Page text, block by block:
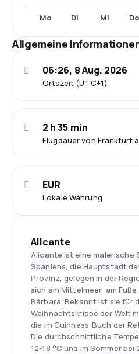
Mo Di Mi Do
Allgemeine
Ortszeit (UTC+1)
06:26, 8 Aug. 2026
Flugdauer von Frankfurt
2 h 35 min
Lokale Währung
EUR
Alicante
Alicante ist eine malerische
Spaniens, die Hauptstadt
Provinz, gelegen in der
sich am Mittelmeer, am
Bárbara. Bekannt ist sie für
Weihnachtskrippe der Welt
die im Guinness-Buch der
Die durchschnittliche
12-18 °C und im Sommer bei